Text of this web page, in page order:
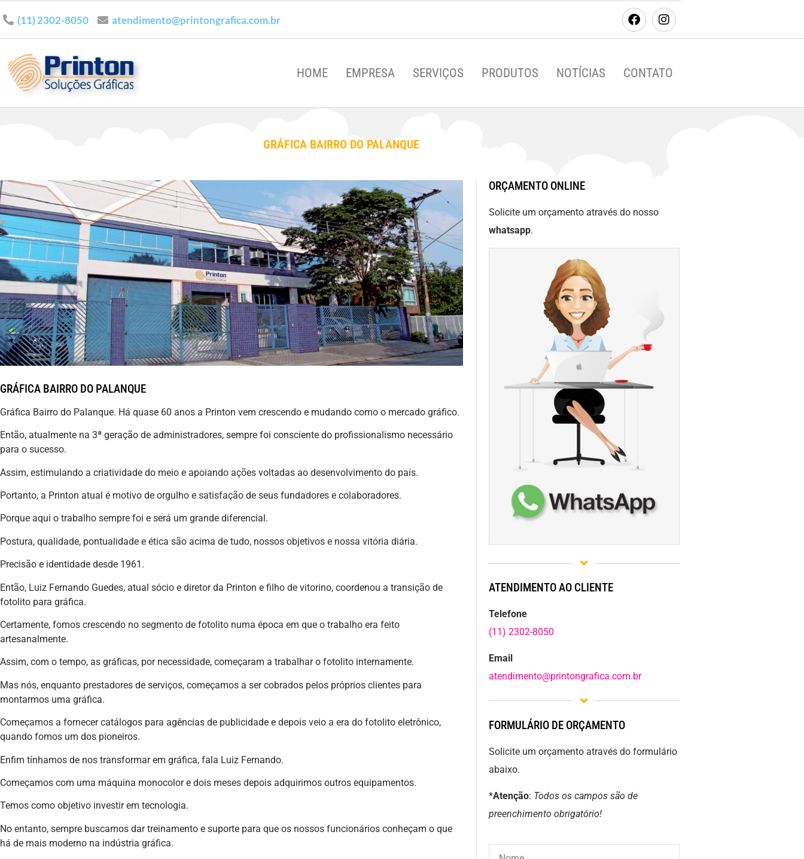
(11) 2302-8050 atendimento@printongrafica.com.br
HOME EMPRESA SERVIÇOS PRODUTOS NOTÍCIAS CONTATO
GRÁFICA BAIRRO DO PALANQUE
GRÁFICA BAIRRO DO PALANQUE
Gráfica Bairro do Palanque. Há quase 60 anos a Printon vem crescendo e mudando como o mercado gráfico.
Então, atualmente na 3ª geração de administradores, sempre foi consciente do profissionalismo necessário
para o sucesso.
Assim, estimulando a criatividade do meio e apoiando ações voltadas ao desenvolvimento do país.
Portanto, a Printon atual é motivo de orgulho e satisfação de seus fundadores e colaboradores.
Porque aqui o trabalho sempre foi e será um grande diferencial.
Postura, qualidade, pontualidade e ética são acima de tudo, nossos objetivos e nossa vitória diária.
Precisão e identidade desde 1961.
Então, Luiz Fernando Guedes, atual sócio e diretor da Printon e filho de vitorino, coordenou a transição de
fotolito para gráfica.
Certamente, fomos crescendo no segmento de fotolito numa época em que o trabalho era feito
artesanalmente.
Assim, com o tempo, as gráficas, por necessidade, começaram a trabalhar o fotolito internamente.
Mas nós, enquanto prestadores de serviços, começamos a ser cobrados pelos próprios clientes para
montarmos uma gráfica.
Começamos a fornecer catálogos para agências de publicidade e depois veio a era do fotolito eletrônico,
quando fomos um dos pioneiros.
Enfim tínhamos de nos transformar em gráfica, fala Luiz Fernando.
Começamos com uma máquina monocolor e dois meses depois adquirimos outros equipamentos.
Temos como objetivo investir em tecnologia.
No entanto, sempre buscamos dar treinamento e suporte para que os nossos funcionários conheçam o que
há de mais moderno na indústria gráfica.
ORÇAMENTO ONLINE
Solicite um orçamento através do nosso
whatsapp.
ATENDIMENTO AO CLIENTE
Telefone
(11) 2302-8050
Email
atendimento@printongrafica.com.br
FORMULÁRIO DE ORÇAMENTO
Solicite um orçamento através do formulário
abaixo.
*Atenção: Todos os campos são de
preenchimento obrigatório!